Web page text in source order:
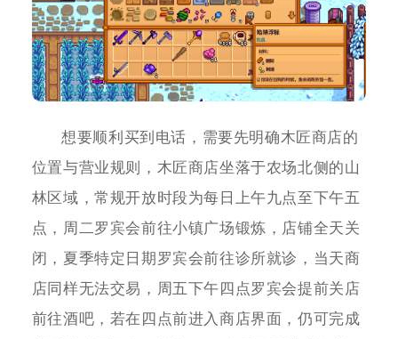
想要顺利买到电话，需要先明确木匠商店的
位置与营业规则，木匠商店坐落于农场北侧的山
林区域，常规开放时段为每日上午九点至下午五
点，周二罗宾会前往小镇广场锻炼，店铺全天关
闭，夏季特定日期罗宾会前往诊所就诊，当天商
店同样无法交易，周五下午四点罗宾会提前关店
前往酒吧，若在四点前进入商店界面，仍可完成